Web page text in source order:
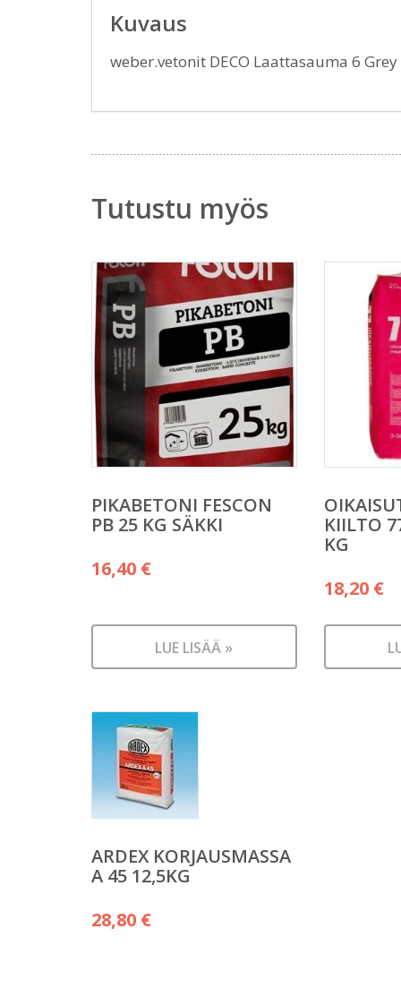
Kuvaus
weber.vetonit DECO Laattasauma 6
Tutustu myös
PIKABETONI FESCON
PB 25 KG SÄKKI
16,40 €
LUE LISÄÄ »
KIILTO
KG
18,20 €
ARDEX KORJAUSMASSA
A 45 12,5KG
28,80 €